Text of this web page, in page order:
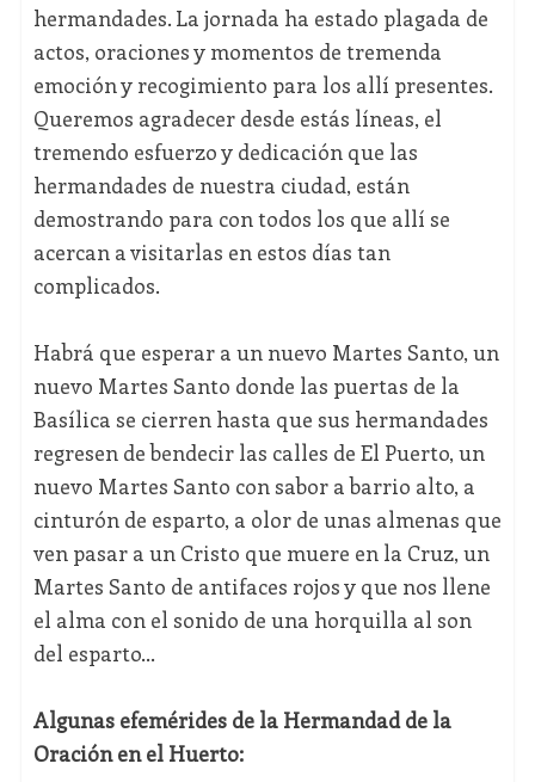
hermandades. La jornada ha estado plagada de
actos, oraciones y momentos de tremenda
emoción y recogimiento para los allí presentes.
Queremos agradecer desde estás líneas, el
tremendo esfuerzo y dedicación que las
hermandades de nuestra ciudad, están
demostrando para con todos los que allí se
acercan a visitarlas en estos días tan
complicados.
Habrá que esperar a un nuevo Martes Santo, un
nuevo Martes Santo donde las puertas de la
Basílica se cierren hasta que sus hermandades
regresen de bendecir las calles de El Puerto, un
nuevo Martes Santo con sabor a barrio alto, a
cinturón de esparto, a olor de unas almenas que
ven pasar a un Cristo que muere en la Cruz, un
Martes Santo de antifaces rojos y que nos llene
el alma con el sonido de una horquilla al son
del esparto…
Algunas efemérides de la Hermandad de la
Oración en el Huerto: